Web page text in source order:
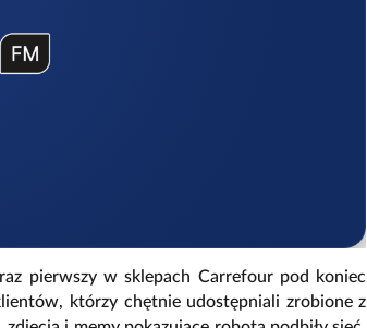
pierwszy w sklepach Carrefour pod koniec
którzy chętnie udostępniali zrobione z